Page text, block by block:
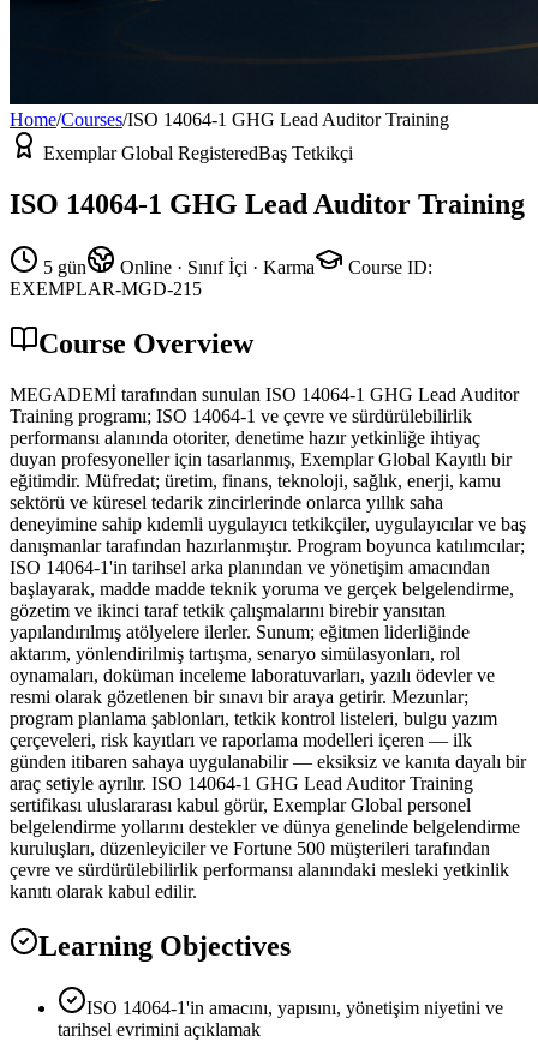
Home/Courses/ISO 14064-1 GHG Lead Auditor Training
Exemplar Global RegisteredBaş Tetkikçi
ISO 14064-1 GHG Lead Auditor Training
5 gün Online · Sınıf İçi · Karma Course ID:
EXEMPLAR-MGD-215
Course Overview
MEGADEMİ tarafından sunulan ISO 14064-1 GHG Lead Auditor
Training programı; ISO 14064-1 ve çevre ve sürdürülebilirlik
performansı alanında otoriter, denetime hazır yetkinliğe ihtiyaç
duyan profesyoneller için tasarlanmış, Exemplar Global Kayıtlı bir
eğitimdir. Müfredat; üretim, finans, teknoloji, sağlık, enerji, kamu
sektörü ve küresel tedarik zincirlerinde onlarca yıllık saha
deneyimine sahip kıdemli uygulayıcı tetkikçiler, uygulayıcılar ve baş
danışmanlar tarafından hazırlanmıştır. Program boyunca katılımcılar;
ISO 14064-1'in tarihsel arka planından ve yönetişim amacından
başlayarak, madde madde teknik yoruma ve gerçek belgelendirme,
gözetim ve ikinci taraf tetkik çalışmalarını birebir yansıtan
yapılandırılmış atölyelere ilerler. Sunum; eğitmen liderliğinde
aktarım, yönlendirilmiş tartışma, senaryo simülasyonları, rol
oynamaları, doküman inceleme laboratuvarları, yazılı ödevler ve
resmi olarak gözetlenen bir sınavı bir araya getirir. Mezunlar;
program planlama şablonları, tetkik kontrol listeleri, bulgu yazım
çerçeveleri, risk kayıtları ve raporlama modelleri içeren — ilk
günden itibaren sahaya uygulanabilir — eksiksiz ve kanıta dayalı bir
araç setiyle ayrılır. ISO 14064-1 GHG Lead Auditor Training
sertifikası uluslararası kabul görür, Exemplar Global personel
belgelendirme yollarını destekler ve dünya genelinde belgelendirme
kuruluşları, düzenleyiciler ve Fortune 500 müşterileri tarafından
çevre ve sürdürülebilirlik performansı alanındaki mesleki yetkinlik
kanıtı olarak kabul edilir.
Learning Objectives
ISO 14064-1'in amacını, yapısını, yönetişim niyetini ve
tarihsel evrimini açıklamak